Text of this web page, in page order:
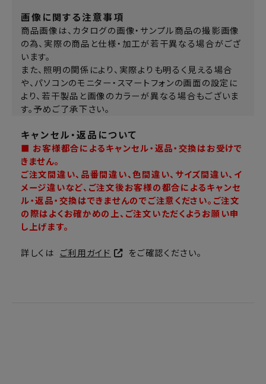
画像に関する注意事項
商品画像は、カタログの画像・サンプル商品の撮影画像
の為、実際の商品と仕様・加工が若干異なる場合がござ
います。
また、照明の関係により、実際よりも明るく見える場合
や、パソコンのモニター・スマートフォンの画面の設定に
より、若干製品と画像のカラーが異なる場合もございま
す。予めご了承下さい。
キャンセル・返品について
■ お客様都合によるキャンセル・返品・交換はお受けで
きません。
ご注文間違い、品番間違い、色間違い、サイズ間違い、イ
メージ違いなど、ご注文後お客様の都合によるキャンセ
ル・返品・交換はできませんのでご注意ください。ご注文
の際はよくお確かめの上、ご注文いただくようお願い申
し上げます。
詳しくは ご利用ガイド をご確認ください。